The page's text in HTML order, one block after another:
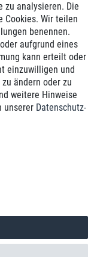
Werktag
9 Uhr - 18 Uhr.
zu analysieren. Die
Cookies. Wir teilen
benennen.
aufgrund eines
kann erteilt oder
einzuwilligen und
ändern oder zu
weitere Hinweise
unserer Daten­schutz­